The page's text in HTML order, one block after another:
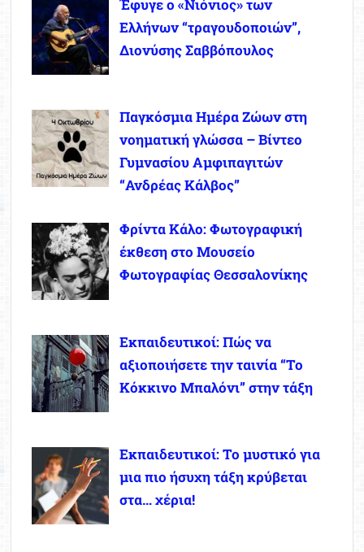
Έφυγε ο «Νιόνιος» των
Ελλήνων “τραγουδοποιών”,
Διονύσης Σαββόπουλος
Παγκόσμια Ημέρα Ζώων στη
νοηματική γλώσσα – Βίντεο
Γυμνασίου Αμφιπαγιτών
“Ανδρέας Κάλβος”
Φρίντα Κάλο: Φωτογραφική
έκθεση στο Μουσείο
Φωτογραφίας Θεσσαλονίκης
Εκπαιδευτικοί: Πώς να
αξιοποιήσετε την ταινία “Το
Κόκκινο Μπαλόνι” στην τάξη
Εκπαιδευτικοί: Το μυστικό για
μια πιο ήσυχη τάξη κρύβεται
στα… χέρια!